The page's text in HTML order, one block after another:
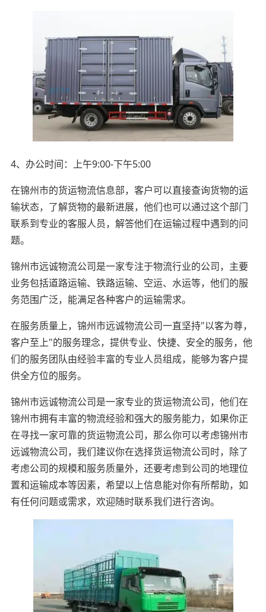
4、办公时间：上午9:00-下午5:00
在锦州市的货运物流信息部，客户可以直接查询货物的运
输状态，了解货物的最新进展，他们也可以通过这个部门
联系到专业的客服人员，解答他们在运输过程中遇到的问
题。
锦州市远诚物流公司是一家专注于物流行业的公司，主要
业务包括道路运输、铁路运输、空运、水运等，他们的服
务范围广泛，能满足各种客户的运输需求。
在服务质量上，锦州市远诚物流公司一直坚持"以客为尊，
客户至上"的服务理念，提供专业、快捷、安全的服务，他
们的服务团队由经验丰富的专业人员组成，能够为客户提
供全方位的服务。
锦州市远诚物流公司是一家专业的货运物流公司，他们在
锦州市拥有丰富的物流经验和强大的服务能力，如果你正
在寻找一家可靠的货运物流公司，那么你可以考虑锦州市
远诚物流公司，我们建议你在选择货运物流公司时，除了
考虑公司的规模和服务质量外，还要考虑到公司的地理位
置和运输成本等因素，希望以上信息能对你有所帮助，如
有任何问题或需求，欢迎随时联系我们进行咨询。